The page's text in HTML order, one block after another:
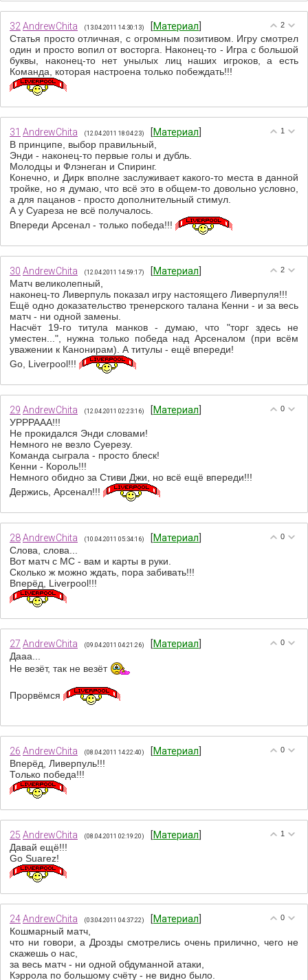
2
32 AndrewChita (13.04.2011 14:30:13) [Материал
Статья просто отличная, с огромным позитивом. Игру смотрел
один и просто вопил от восторга. Наконец-то - Игра с большой
буквы, наконец-то нет унылых лиц наших игроков, а есть
Команда, которая настроена только побеждать!!!
1
31 AndrewChita (12.04.2011 18:04:23) [Материал
В принципе, выбор правильный,
Энди - наконец-то первые голы и дубль.
Молодцы и Флэнеган и Спиринг.
Конечно, и Дирк вполне заслуживает какого-то места в данной
тройке, но я думаю, что всё это в общем-то довольно условно,
а для пацанов - просто дополнительный стимул.
А у Суареза не всё получалось.
Впереди Арсенал - только победа!!!
2
30 AndrewChita (12.04.2011 14:59:17) [Материал
Матч великолепный,
наконец-то Ливерпуль показал игру настоящего Ливерпуля!!!
Ещё одно доказательство тренерского талана Кенни - и за весь
матч - ни одной замены.
Насчёт 19-го титула манков - думаю, что "торг здесь не
уместен...", нужна только победа над Арсеналом (при всём
уважении к Канонирам). А титулы - ещё впереди!
Go, Liverpool!!!
0
29 AndrewChita (12.04.2011 02:23:16) [Материал
УРРРААА!!!
Не прокидался Энди словами!
Немного не везло Суерезу.
Команда сыграла - просто блеск!
Кенни - Король!!!
Немного обидно за Стиви Джи, но всё ещё впереди!!!
Держись, Арсенал!!!
0
28AndrewChita (10.04.2011 05:34:16) [Материал
Слова, слова...
Вот матч с МС - вам и карты в руки.
Сколько ж можно ждать, пора забивать!!!
Вперёд, Liverpool!!!
0
27 AndrewChita (09.04.2011 04:21:26) [Материал
Дааа...
Не везёт, так не везёт
Прорвёмся
0
26 AndrewChita (08.04.2011 14:22:40) [Материал
Вперёд, Ливерпуль!!!
Только победа!!!
1
25 AndrewChita (08.04.2011 02:19:20) [Материал
Давай ещё!!!
Go Suarez!
0
24AndrewChita (03.04.2011 04:37:22) [Материал
Кошмарный матч,
что ни говори, а Дрозды смотрелись очень прилично, чего не
скажешь о нас,
за весь матч - ни одной обдуманной атаки,
Кэррола по большому счёту - не видно было.